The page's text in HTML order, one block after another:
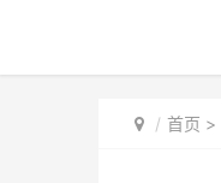
首页 >